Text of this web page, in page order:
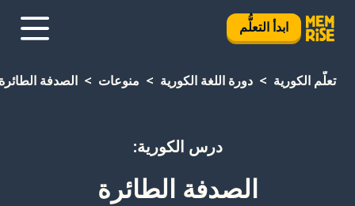
ابدأ التعلُّم
تعلَّم الكورية دورة اللغة الكورية منوعات الصدفة
درس الكورية:
الصدفة الطائرة